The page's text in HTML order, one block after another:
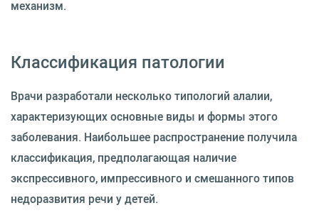
механизм.
Классификация патологии
Врачи разработали несколько типологий алалии,
характеризующих основные виды и формы этого
заболевания. Наибольшее распространение получила
классификация, предполагающая наличие
экспрессивного, импрессивного и смешанного типов
недоразвития речи у детей.